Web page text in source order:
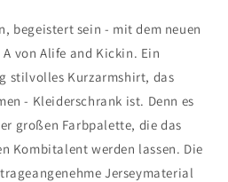
begeistert sein - mit dem neuen
von Alife and Kickin. Ein
stilvolles Kurzarmshirt, das
- Kleiderschrank ist. Denn es
großen Farbpalette, die das
Kombitalent werden lassen. Die
Jerseymaterial